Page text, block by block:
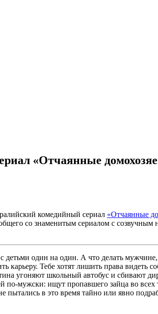
«Отчаянные
комедийный сериал «Отчаянные
со знаменитым сериалом с
детьми один на один. А что делать
Тебе хотят лишить права видеть
угоняют школьный автобус и сбивают
мужски: ищут пропавшего зайца во всех
в это время тайно или явно